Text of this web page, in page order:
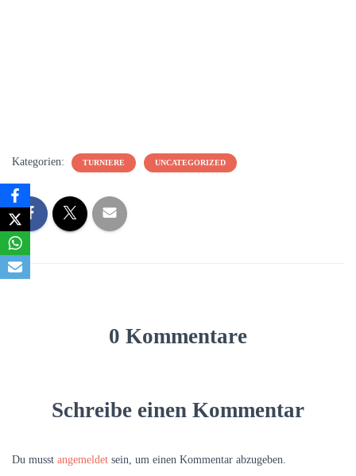
Kategorien: TURNIERE UNCATEGORIZED
0 Kommentare
Schreibe einen Kommentar
Du musst angemeldet sein, um einen Kommentar abzugeben.